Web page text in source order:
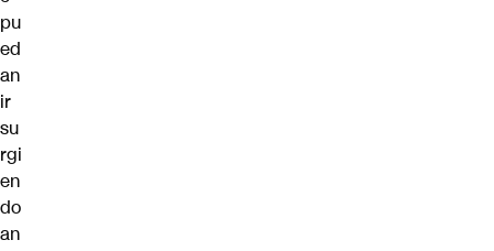
pu
ed
an
ir
su
rgi
en
do
an